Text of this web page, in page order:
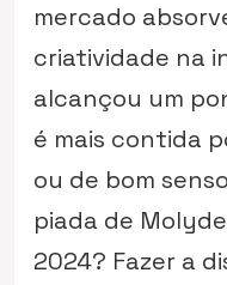
mercado
criatividade na
alcançou um
é mais contida
ou de bom
piada de
2024? Fazer a